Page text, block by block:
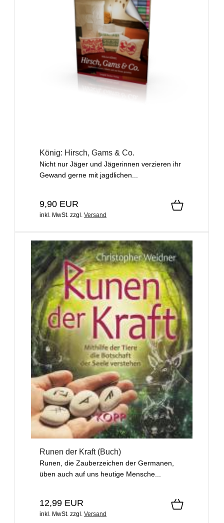
König: Hirsch, Gams & Co.
Nicht nur Jäger und Jägerinnen verzieren ihr
Gewand gerne mit jagdlichen...
9,90 EUR
inkl. MwSt. zzgl. Versand
Runen der Kraft (Buch)
Runen, die Zauberzeichen der Germanen,
üben auch auf uns heutige Mensche...
12,99 EUR
inkl. MwSt. zzgl. Versand